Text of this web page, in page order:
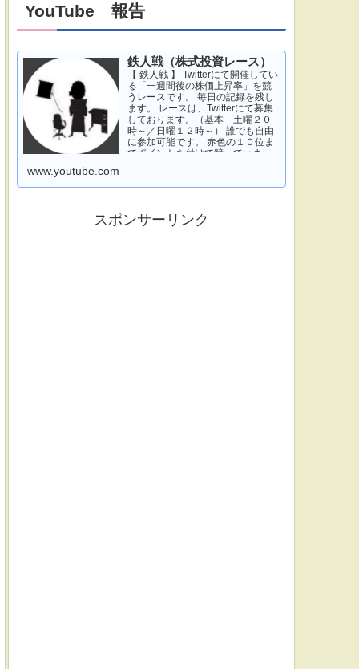
YouTube 報告
鉄人戦（株式投資レース）
【 鉄人戦 】 Twitterにて開催してい
る「一週間後の株価上昇率」を競
うレースです。 毎日の記録を残し
ます。 レースは、Twitterにて募集
しております。（基本 土曜２０
時～／日曜１２時～） 誰でも自由
に参加可能です。 赤色の１０位ま
でポイントを付けて競っていま
www.youtube.com
スポンサーリンク